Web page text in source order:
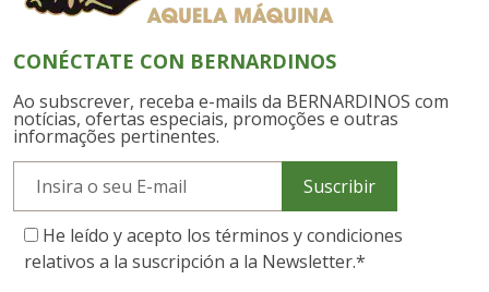
CONÉCTATE CON BERNARDINOS
Ao subscrever, receba e-mails da BERNARDINOS com
notícias, ofertas especiais, promoções e outras
informações pertinentes.
Suscribir
He leído y acepto los términos y condiciones
relativos a la suscripción a la Newsletter.*